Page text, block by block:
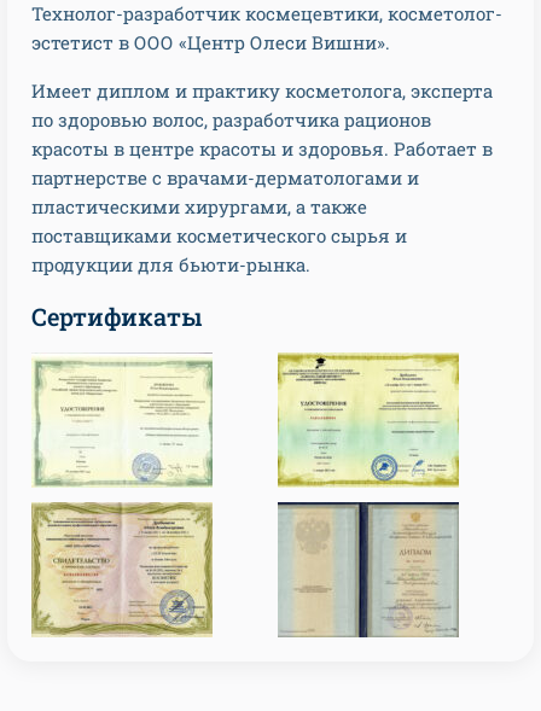
Технолог-разработчик космецевтики, косметолог-
эстетист в ООО «Центр Олеси Вишни».
Имеет диплом и практику косметолога, эксперта
по здоровью волос, разработчика рационов
красоты в центре красоты и здоровья. Работает в
партнерстве с врачами-дерматологами и
пластическими хирургами, а также
поставщиками косметического сырья и
продукции для бьюти-рынка.
Сертификаты